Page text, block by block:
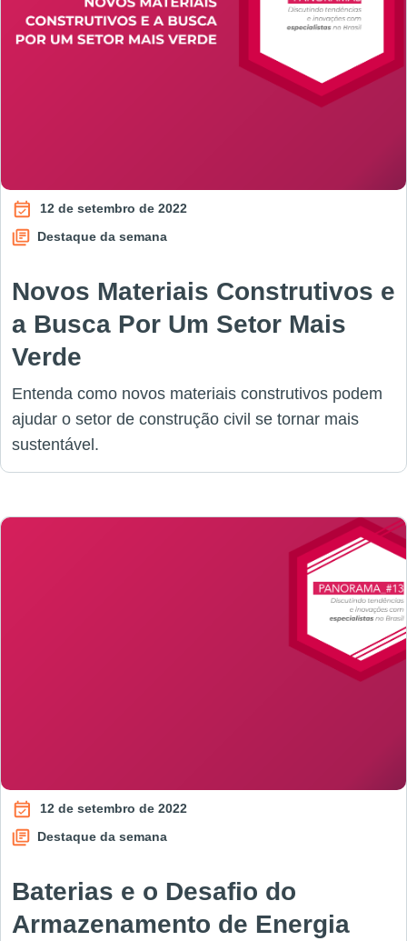
12 de setembro de 2022
Destaque da semana
Novos Materiais Construtivos e
a Busca Por Um Setor Mais
Verde
Entenda como novos materiais construtivos podem
ajudar o setor de construção civil se tornar mais
sustentável.
12 de setembro de 2022
Destaque da semana
Baterias e o Desafio do
Armazenamento de Energia